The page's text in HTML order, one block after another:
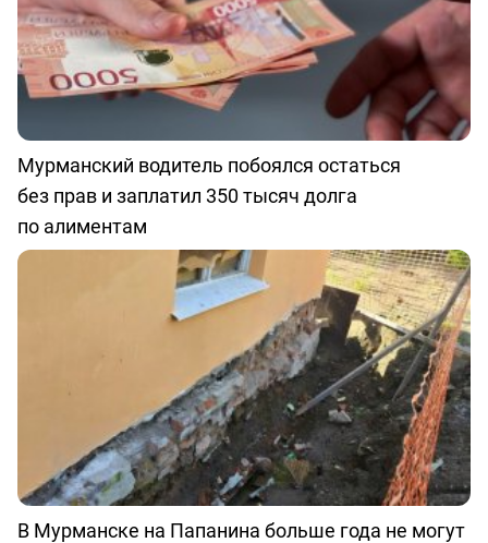
Мурманский водитель побоялся остаться
без прав и заплатил 350 тысяч долга
по алиментам
В Мурманске на Папанина больше года не могут